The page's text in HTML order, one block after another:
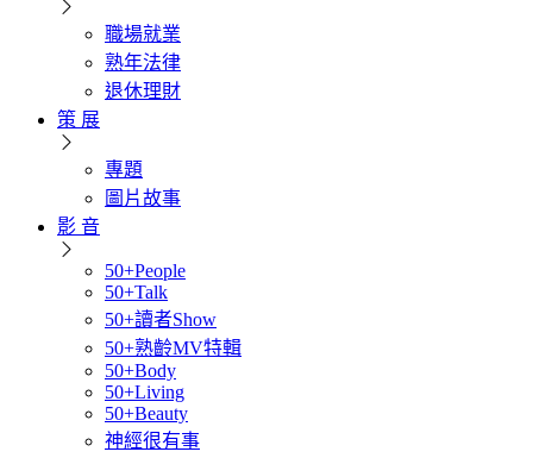
職場就業
熟年法律
退休理財
策 展
專題
圖片故事
影 音
50+People
50+Talk
50+讀者Show
50+熟齡MV特輯
50+Body
50+Living
50+Beauty
神經很有事